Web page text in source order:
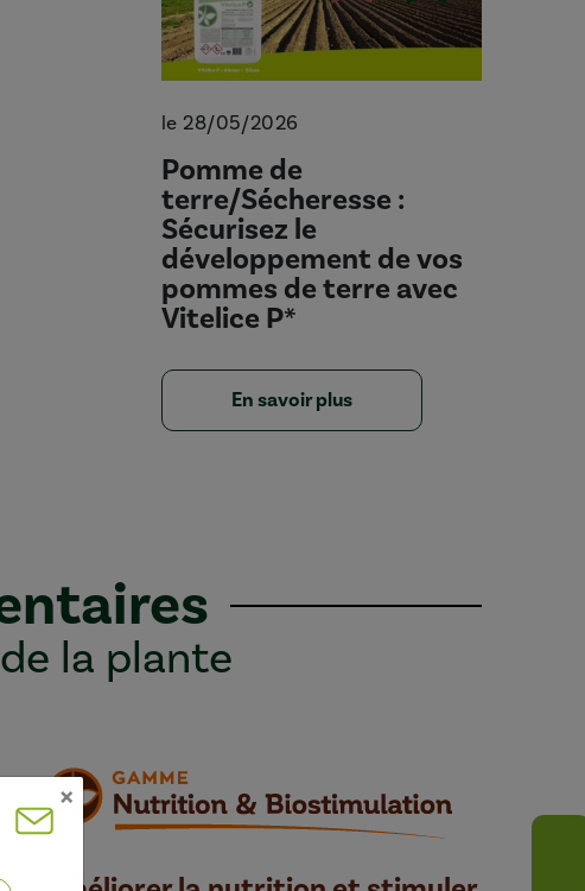
le 28/05/2026
Pomme de
terre/Sécheresse :
Sécurisez le
développement de vos
pommes de terre avec
Vitelice P*
En savoir plus
la plante
×